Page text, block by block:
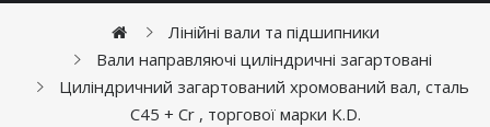
Лінійні вали та підшипники
Вали направляючі циліндричні загартовані
Циліндричний загартований хромований вал, сталь
C45 + Cr , торгової марки K.D.